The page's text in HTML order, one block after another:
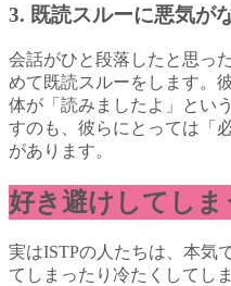
3. 既読スルーに悪気が
会話がひと段落したと思っ
めて既読スルーをします。
体が「読みましたよ」とい
すのも、彼らにとっては「
があります。
好き避けしてしま
実はISTPの人たちは、本気
てしまったり冷たくしてし